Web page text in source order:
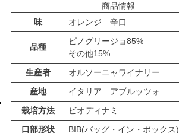
商品情報
味
オレンジ 辛口
品種
ピノグリージョ85%
その他15%
生産者
オルソーニャワイナリー
産地
イタリア アブルッツォ
栽培方法
ビオディナミ
口部形状
BIB(バッグ・イン・ボックス)